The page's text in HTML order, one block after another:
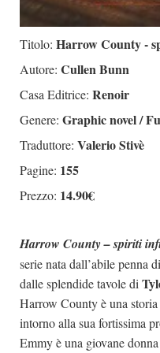
Titolo: Harrow County -
Autore: Cullen Bunn
Casa Editrice: Renoir
Genere: Graphic novel /
Traduttore: Valerio Stivè
Pagine: 155
Prezzo: 14.90€
Harrow County – spiriti
serie nata dall’abile penna di
dalle splendide tavole di
Harrow County è una
intorno alla sua fortissima
Emmy è una giovane